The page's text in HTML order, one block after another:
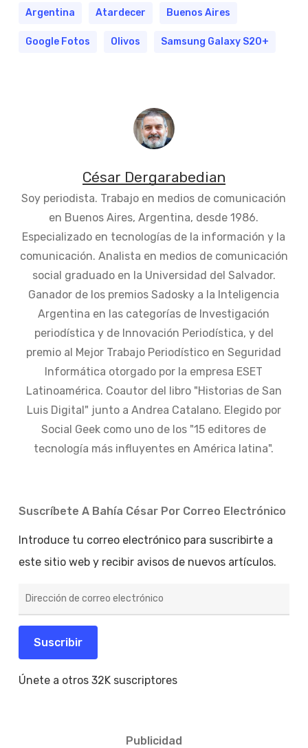
Argentina Atardecer Buenos Aires
Google Fotos Olivos Samsung Galaxy S20+
César Dergarabedian
Soy periodista. Trabajo en medios de comunicación
en Buenos Aires, Argentina, desde 1986.
Especializado en tecnologías de la información y la
comunicación. Analista en medios de comunicación
social graduado en la Universidad del Salvador.
Ganador de los premios Sadosky a la Inteligencia
Argentina en las categorías de Investigación
periodística y de Innovación Periodística, y del
premio al Mejor Trabajo Periodístico en Seguridad
Informática otorgado por la empresa ESET
Latinoamérica. Coautor del libro "Historias de San
Luis Digital" junto a Andrea Catalano. Elegido por
Social Geek como uno de los "15 editores de
tecnología más influyentes en América latina".
Suscríbete A Bahía César Por Correo Electrónico
Introduce tu correo electrónico para suscribirte a
este sitio web y recibir avisos de nuevos artículos.
de
electrónico
Suscribir
Únete a otros 32K suscriptores
Publicidad